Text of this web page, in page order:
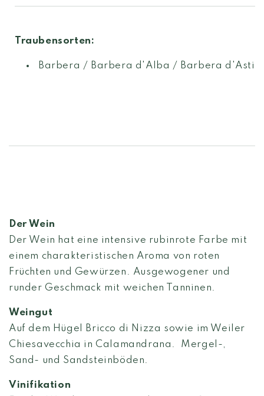
Traubensorten:
Barbera / Barbera d'Alba / Barbera d'Asti
Der Wein
Der Wein hat eine intensive rubinrote Farbe mit
einem charakteristischen Aroma von roten
Früchten und Gewürzen. Ausgewogener und
runder Geschmack mit weichen Tanninen.
Weingut
Auf dem Hügel Bricco di Nizza sowie im Weiler
Chiesavecchia in Calamandrana. Mergel-,
Sand- und Sandsteinböden.
Vinifikation